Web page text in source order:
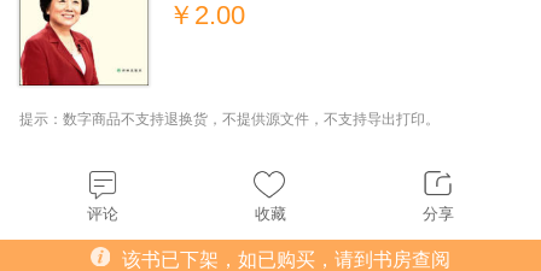
￥ 2.00
提示：数字商品不支持退换货，不提供源文件，不支持导出打印。
评论 收藏 分享
该书已下架，如已购买，请到书房查阅